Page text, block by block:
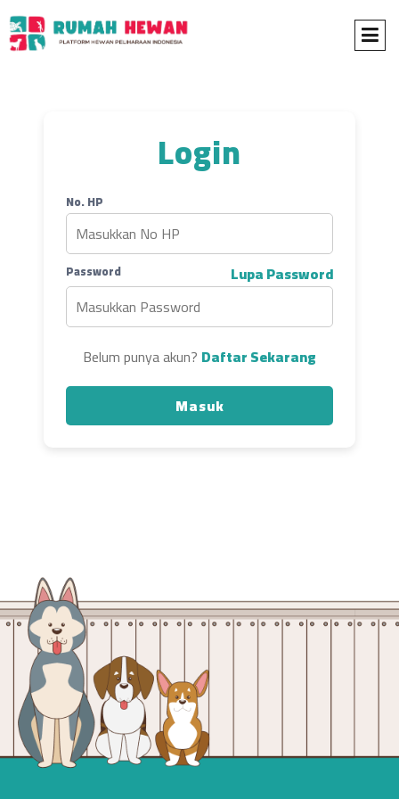
Login
No. HP
Password Lupa Password
Belum punya akun? Daftar Sekarang
Masuk